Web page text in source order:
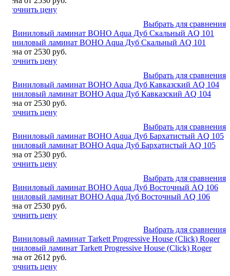
Уточнить цену
Выбрать для сравнения
Виниловый ламинат BOHO Aqua Дуб Скальный AQ 101
Цена от 2530 руб.
Уточнить цену
Выбрать для сравнения
Виниловый ламинат BOHO Aqua Дуб Кавказский AQ 104
Цена от 2530 руб.
Уточнить цену
Выбрать для сравнения
Виниловый ламинат BOHO Aqua Дуб Бархатистый AQ 105
Цена от 2530 руб.
Уточнить цену
Выбрать для сравнения
Виниловый ламинат BOHO Aqua Дуб Восточный AQ 106
Цена от 2530 руб.
Уточнить цену
Выбрать для сравнения
Виниловый ламинат Tarkett Progressive House (Click) Roger
Цена от 2612 руб.
Уточнить цену